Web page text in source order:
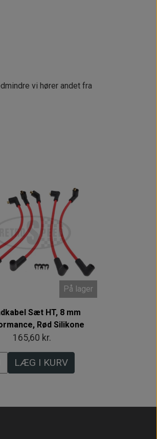
vi hører andet fra
På lager
Sæt HT, 8 mm
Rød Silikone
165,60 kr.
LÆG I KURV